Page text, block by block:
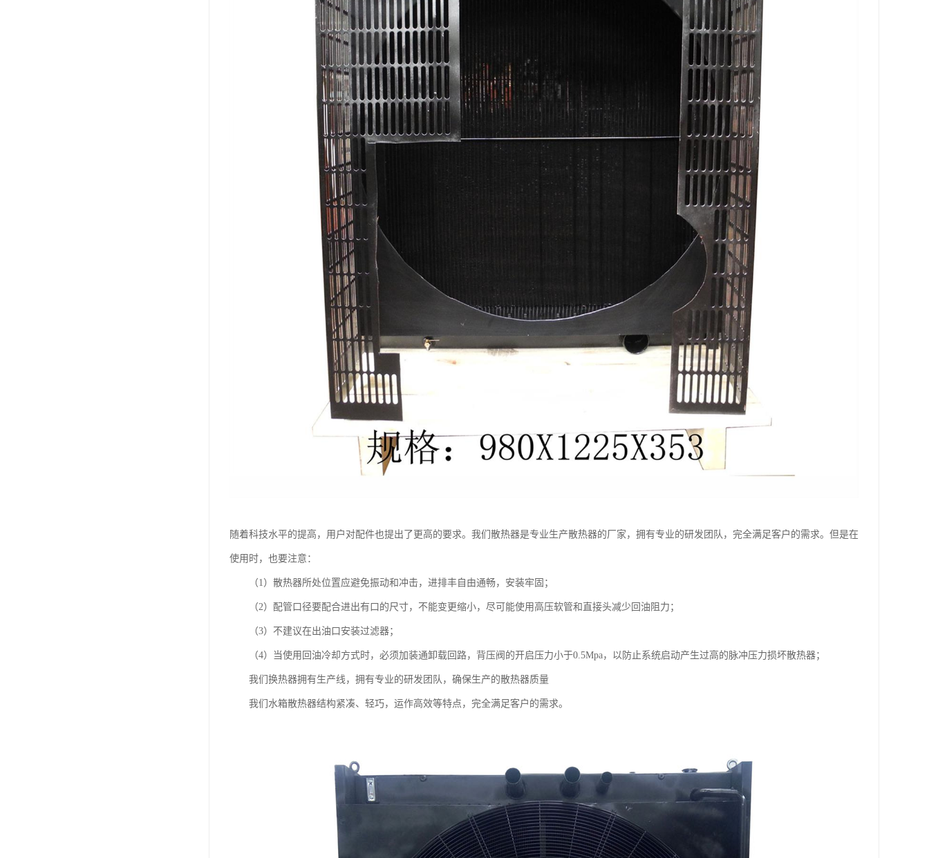
随着科技水平的提高，用户对配件也提出了更高的要求。我们散热器是专业生产散热器的厂家，拥有专业的研发团队，完全满足客户的需求。但是在
使用时，也要注意：
（1）散热器所处位置应避免振动和冲击，进排丰自由通畅，安装牢固；
（2）配管口径要配合进出有口的尺寸，不能变更缩小，尽可能使用高压软管和直接头减少回油阻力；
（3）不建议在出油口安装过滤器；
（4）当使用回油冷却方式时，必须加装通卸载回路，背压阀的开启压力小于0.5Mpa，以防止系统启动产生过高的脉冲压力损坏散热器；
我们换热器拥有生产线，拥有专业的研发团队，确保生产的散热器质量
我们水箱散热器结构紧凑、轻巧，运作高效等特点，完全满足客户的需求。